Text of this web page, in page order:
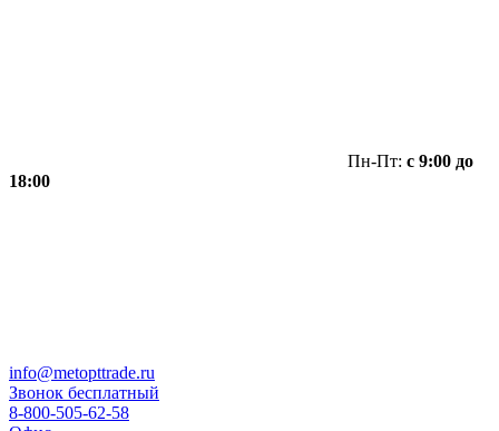
Пн-Пт: с 9:00 до
18:00
info@metopttrade.ru
Звонок бесплатный
8-800-505-62-58